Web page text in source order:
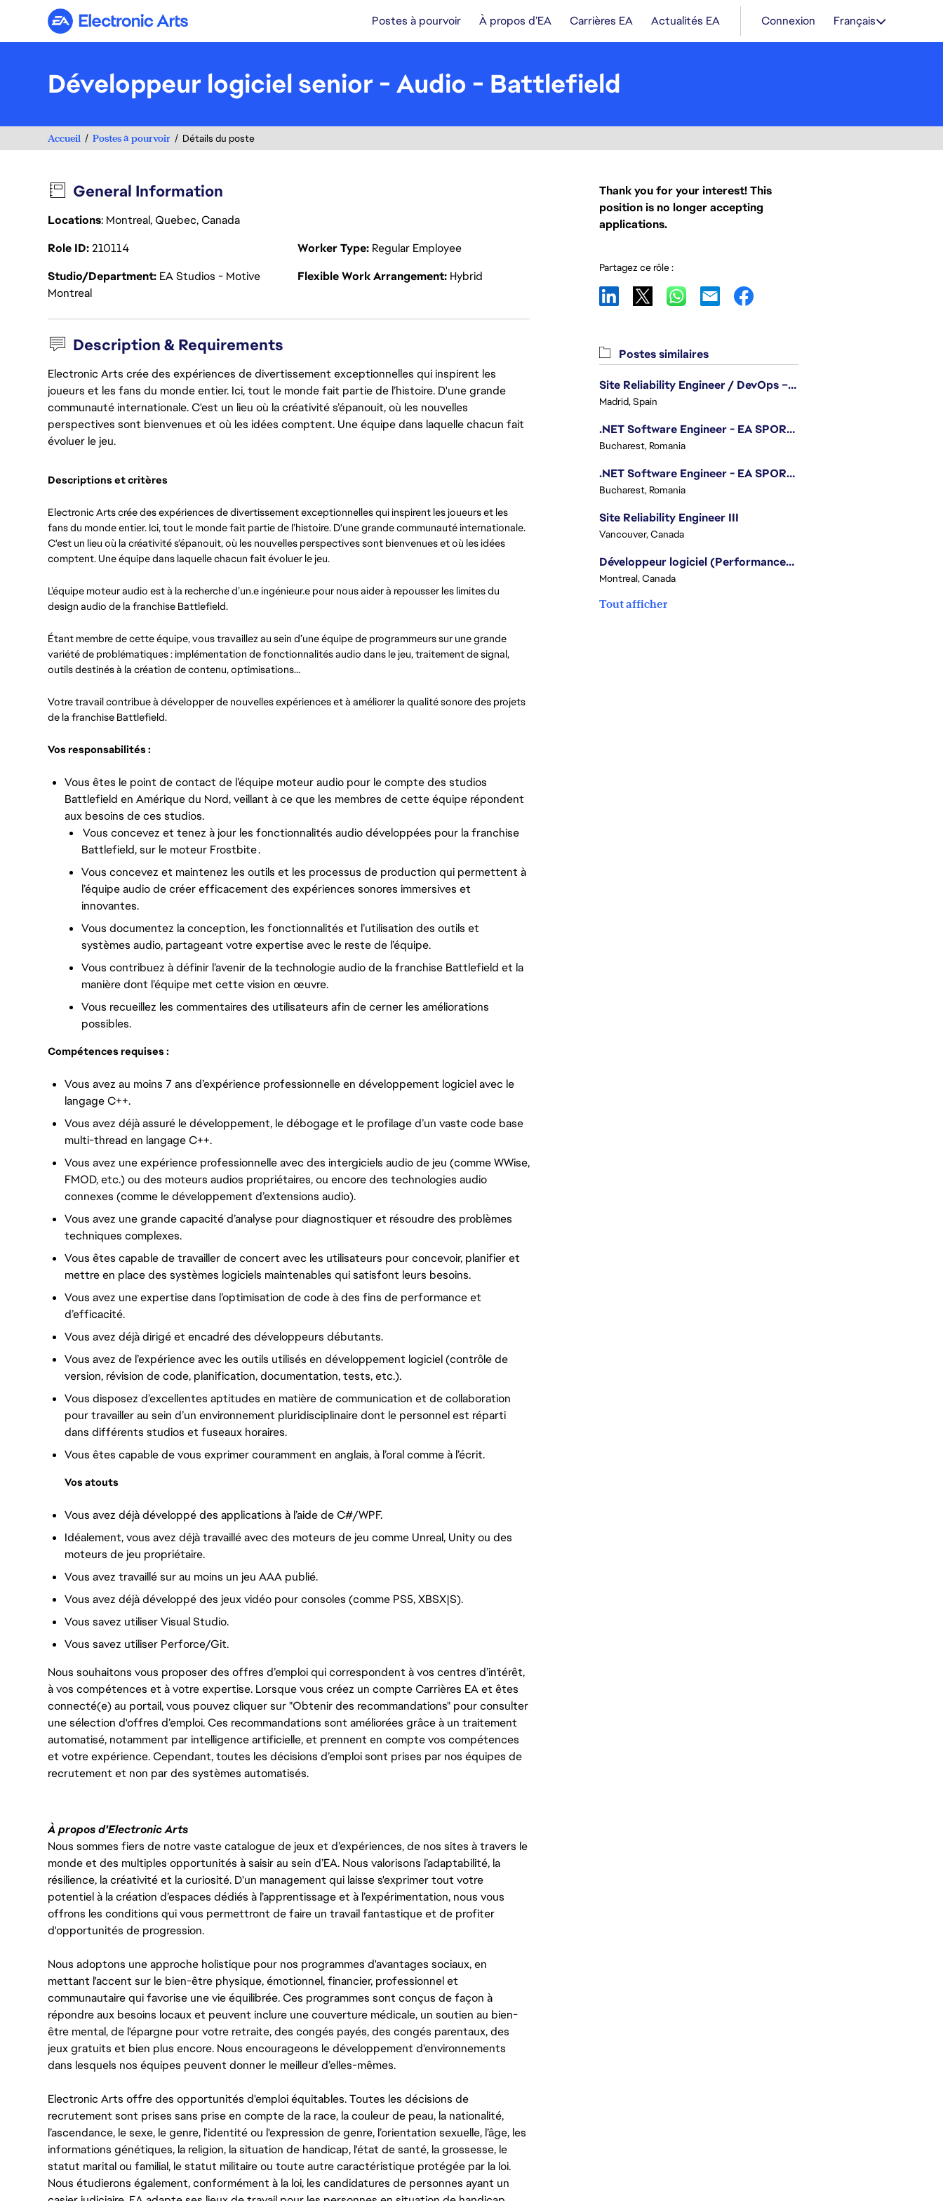
Electronic Arts Postes à pourvoir À propos d’EA Carrières EA Actualités EA Connexion Français
Développeur logiciel senior - Audio - Battlefield
Accueil Postes à pourvoir Détails du poste
General Information
Locations: Montreal, Quebec, Canada
Role ID210114 Worker Type Regular Employee
Studio/Department EA Studios - Motive
Montreal
Flexible Work Arrangement Hybrid
Description & Requirements
Electronic Arts crée des expériences de divertissement exceptionnelles qui inspirent les
joueurs et les fans du monde entier. Ici, tout le monde fait partie de l’histoire. D'une grande
communauté internationale. C'est un lieu où la créativité s’épanouit, où les nouvelles
perspectives sont bienvenues et où les idées comptent. Une équipe dans laquelle chacun fait
évoluer le jeu.
Descriptions et critères
Electronic Arts crée des expériences de divertissement exceptionnelles qui inspirent les joueurs et les
fans du monde entier. Ici, tout le monde fait partie de l’histoire. D'une grande communauté internationale.
C'est un lieu où la créativité s’épanouit, où les nouvelles perspectives sont bienvenues et où les idées
comptent. Une équipe dans laquelle chacun fait évoluer le jeu.
L’équipe moteur audio est à la recherche d’un.e ingénieur.e pour nous aider à repousser les limites du
design audio de la franchise Battlefield.
Étant membre de cette équipe, vous travaillez au sein d’une équipe de programmeurs sur une grande
variété de problématiques : implémentation de fonctionnalités audio dans le jeu, traitement de signal,
outils destinés à la création de contenu, optimisations...
Votre travail contribue à développer de nouvelles expériences et à améliorer la qualité sonore des projets
de la franchise Battlefield.
Vos responsabilités :
Vous êtes le point de contact de l’équipe moteur audio pour le compte des studios
Battlefield en Amérique du Nord, veillant à ce que les membres de cette équipe répondent
aux besoins de ces studios.
Vous concevez et tenez à jour les fonctionnalités audio développées pour la franchise
Battlefield, sur le moteur Frostbite.
Vous concevez et maintenez les outils et les processus de production qui permettent à
l’équipe audio de créer efficacement des expériences sonores immersives et
innovantes.
Vous documentez la conception, les fonctionnalités et l’utilisation des outils et
systèmes audio, partageant votre expertise avec le reste de l’équipe.
Vous contribuez à définir l’avenir de la technologie audio de la franchise Battlefield et la
manière dont l’équipe met cette vision en œuvre.
Vous recueillez les commentaires des utilisateurs afin de cerner les améliorations
possibles.
Compétences requises :
Vous avez au moins 7 ans d’expérience professionnelle en développement logiciel avec le
langage C++.
Vous avez déjà assuré le développement, le débogage et le profilage d’un vaste code base
multi-thread en langage C++.
Vous avez une expérience professionnelle avec des intergiciels audio de jeu (comme WWise,
FMOD, etc.) ou des moteurs audios propriétaires, ou encore des technologies audio
connexes (comme le développement d’extensions audio).
Vous avez une grande capacité d’analyse pour diagnostiquer et résoudre des problèmes
techniques complexes.
Vous êtes capable de travailler de concert avec les utilisateurs pour concevoir, planifier et
mettre en place des systèmes logiciels maintenables qui satisfont leurs besoins.
Vous avez une expertise dans l’optimisation de code à des fins de performance et
d’efficacité.
Vous avez déjà dirigé et encadré des développeurs débutants.
Vous avez de l’expérience avec les outils utilisés en développement logiciel (contrôle de
version, révision de code, planification, documentation, tests, etc.).
Vous disposez d’excellentes aptitudes en matière de communication et de collaboration
pour travailler au sein d’un environnement pluridisciplinaire dont le personnel est réparti
dans différents studios et fuseaux horaires.
Vous êtes capable de vous exprimer couramment en anglais, à l’oral comme à l’écrit.
Vos atouts
Vous avez déjà développé des applications à l’aide de C#/WPF.
Idéalement, vous avez déjà travaillé avec des moteurs de jeu comme Unreal, Unity ou des
moteurs de jeu propriétaire.
Vous avez travaillé sur au moins un jeu AAA publié.
Vous avez déjà développé des jeux vidéo pour consoles (comme PS5, XBSX|S).
Vous savez utiliser Visual Studio.
Vous savez utiliser Perforce/Git.
Nous souhaitons vous proposer des offres d’emploi qui correspondent à vos centres d’intérêt,
à vos compétences et à votre expertise. Lorsque vous créez un compte Carrières EA et êtes
connecté(e) au portail, vous pouvez cliquer sur "Obtenir des recommandations" pour consulter
une sélection d'offres d’emploi. Ces recommandations sont améliorées grâce à un traitement
automatisé, notamment par intelligence artificielle, et prennent en compte vos compétences
et votre expérience. Cependant, toutes les décisions d’emploi sont prises par nos équipes de
recrutement et non par des systèmes automatisés.
À propos d'Electronic Arts
Nous sommes fiers de notre vaste catalogue de jeux et d’expériences, de nos sites à travers le
monde et des multiples opportunités à saisir au sein d’EA. Nous valorisons l’adaptabilité, la
résilience, la créativité et la curiosité. D'un management qui laisse s'exprimer tout votre
potentiel à la création d’espaces dédiés à l’apprentissage et à l’expérimentation, nous vous
offrons les conditions qui vous permettront de faire un travail fantastique et de profiter
d'opportunités de progression.
Nous adoptons une approche holistique pour nos programmes d'avantages sociaux, en
mettant l'accent sur le bien-être physique, émotionnel, financier, professionnel et
communautaire qui favorise une vie équilibrée. Ces programmes sont conçus de façon à
répondre aux besoins locaux et peuvent inclure une couverture médicale, un soutien au bien-
être mental, de l'épargne pour votre retraite, des congés payés, des congés parentaux, des
jeux gratuits et bien plus encore. Nous encourageons le développement d'environnements
dans lesquels nos équipes peuvent donner le meilleur d’elles-mêmes.
Electronic Arts offre des opportunités d'emploi équitables. Toutes les décisions de
recrutement sont prises sans prise en compte de la race, la couleur de peau, la nationalité,
l’ascendance, le sexe, le genre, l'identité ou l'expression de genre, l’orientation sexuelle, l’âge, les
informations génétiques, la religion, la situation de handicap, l'état de santé, la grossesse, le
statut marital ou familial, le statut militaire ou toute autre caractéristique protégée par la loi.
Nous étudierons également, conformément à la loi, les candidatures de personnes ayant un
Thank you for your interest! This
position is no longer accepting
applications.
Partagez ce rôle :
Postes similaires
Site Reliability Engineer / DevOps – Localization
Madrid, Spain
.NET Software Engineer - EA SPORTS™ FC
Bucharest, Romania
.NET Software Engineer - EA SPORTS™ FC
Bucharest, Romania
Site Reliability Engineer III
Vancouver, Canada
Développeur logiciel (Performances moteur) - Battlefield
Montreal, Canada
Tout afficher